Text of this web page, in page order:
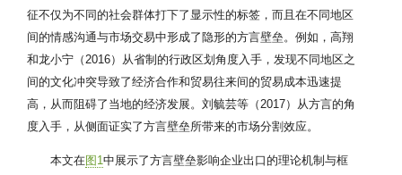
征不仅为不同的社会群体打下了显示性的标签，而且在不同地区
间的情感沟通与市场交易中形成了隐形的方言壁垒。例如，高翔
和龙小宁（2016）从省制的行政区划角度入手，发现不同地区之
间的文化冲突导致了经济合作和贸易往来间的贸易成本迅速提
高，从而阻碍了当地的经济发展。刘毓芸等（2017）从方言的角
度入手，从侧面证实了方言壁垒所带来的市场分割效应。
本文在图1中展示了方言壁垒影响企业出口的理论机制与框